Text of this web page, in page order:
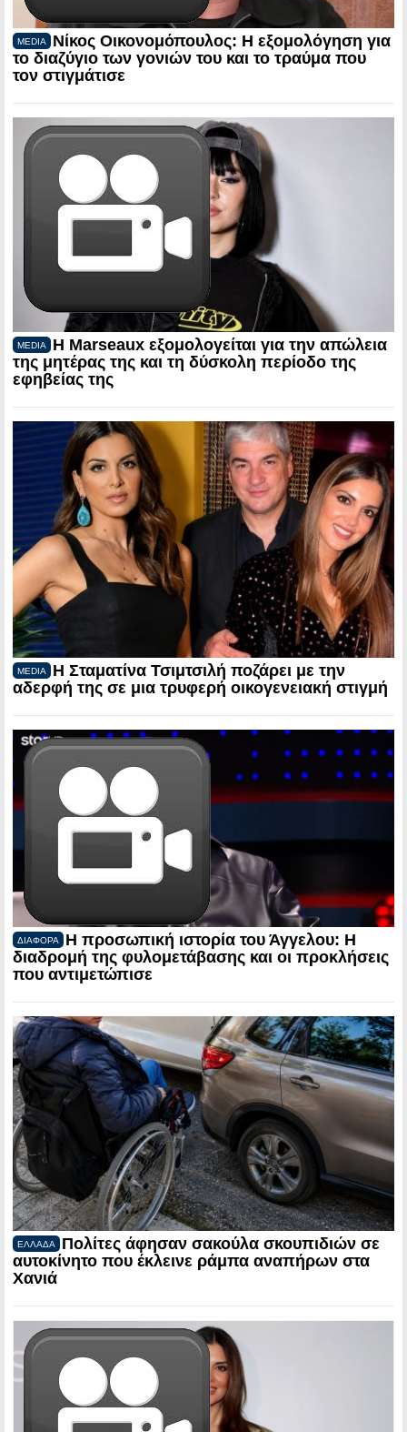
MEDIA
Νίκος Οικονομόπουλος: Η εξομολόγηση για
το διαζύγιο των γονιών του και το τραύμα που
τον στιγμάτισε
MEDIA
Η Marseaux εξομολογείται για την απώλεια
της μητέρας της και τη δύσκολη περίοδο της
εφηβείας της
MEDIA
Η Σταματίνα Τσιμτσιλή ποζάρει με την
αδερφή της σε μια τρυφερή οικογενειακή στιγμή
ΔΙΑΦΟΡΑ
Η προσωπική ιστορία του Άγγελου: Η
διαδρομή της φυλομετάβασης και οι προκλήσεις
που αντιμετώπισε
ΕΛΛΑΔΑ
Πολίτες άφησαν σακούλα σκουπιδιών σε
αυτοκίνητο που έκλεινε ράμπα αναπήρων στα
Χανιά